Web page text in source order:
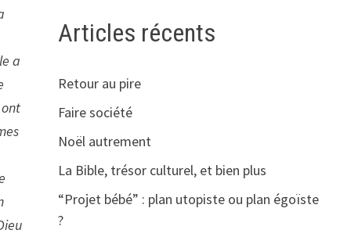
a
Articles récents
Retour au pire
Faire société
Noël autrement
La Bible, trésor culturel, et bien plus
“Projet bébé” : plan utopiste ou plan égoïste
?